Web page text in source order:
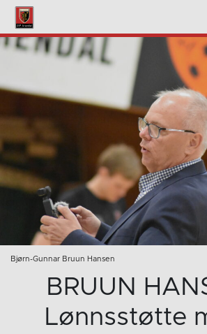
Bjørn-Gunnar Bruun Hansen
BRUUN
Lønnsstøtte